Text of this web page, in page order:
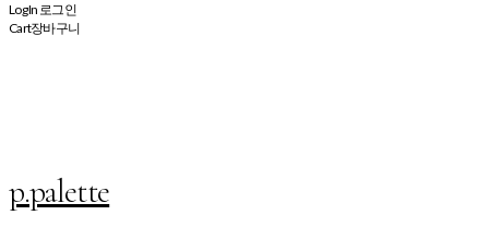
Log In 로그인
Cart장바구니
p.palette